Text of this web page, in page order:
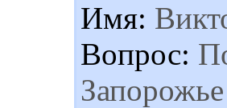
Имя:
Вопрос: